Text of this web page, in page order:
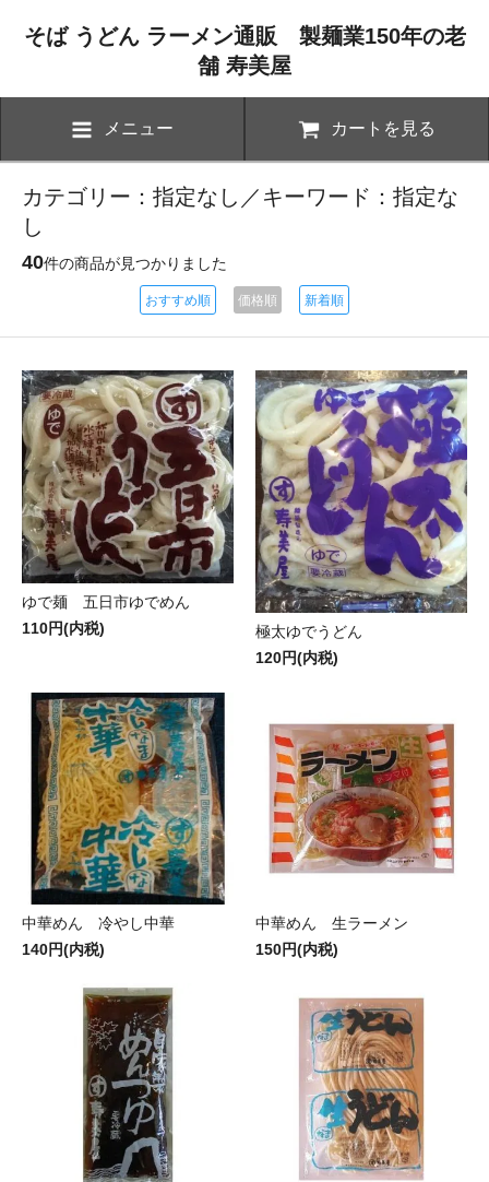
そば うどん ラーメン通販 製麺業150年の老
舗 寿美屋
メニュー カートを見る
カテゴリー：指定なし／キーワード：指定な
し
40件の商品が見つかりました
おすすめ順 価格順 新着順
ゆで麺 五日市ゆでめん
110円(内税)
極太ゆでうどん
120円(内税)
中華めん 冷やし中華
140円(内税)
中華めん 生ラーメン
150円(内税)